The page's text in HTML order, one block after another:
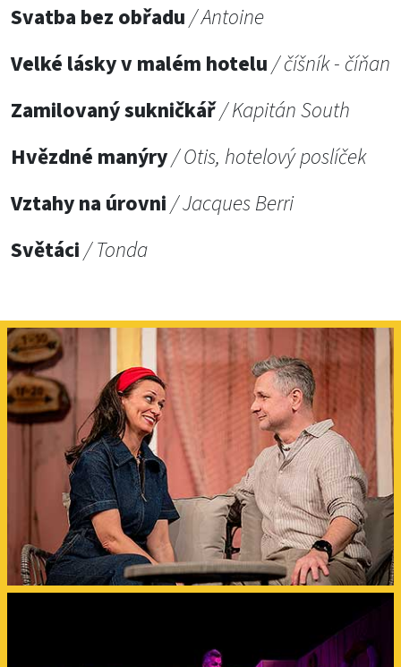
Svatba bez obřadu/ Antoine
Velké lásky v malém hotelu/ číšník - číňan
Zamilovaný sukničkář/ Kapitán South
Hvězdné manýry/ Otis, hotelový poslíček
Vztahy na úrovni/ Jacques Berri
Světáci/ Tonda